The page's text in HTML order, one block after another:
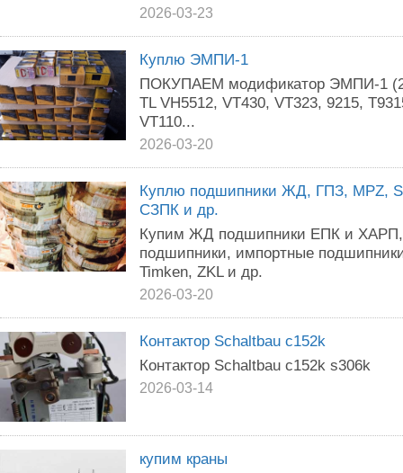
2026-03-23
Куплю ЭМПИ-1
ПОКУПАЕМ модификатор ЭМПИ-1
TL VH5512, VT430, VT323, 9215,
VT110...
2026-03-20
Куплю подшипники ЖД, ГПЗ, MPZ,
СЗПК и др.
Купим ЖД подшипники ЕПК и ХАРП,
подшипники, импортные
Timken, ZKL и др.
2026-03-20
Контактор Schaltbau c152k
Контактор Schaltbau c152k s306k
2026-03-14
купим краны